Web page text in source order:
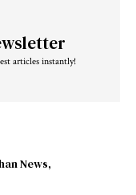
articles instantly!
News